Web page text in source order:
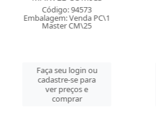
Código: 94573
Embalagem: Venda PC\1
Master CM\25
Faça seu login ou
cadastre-se para
ver preços e
comprar